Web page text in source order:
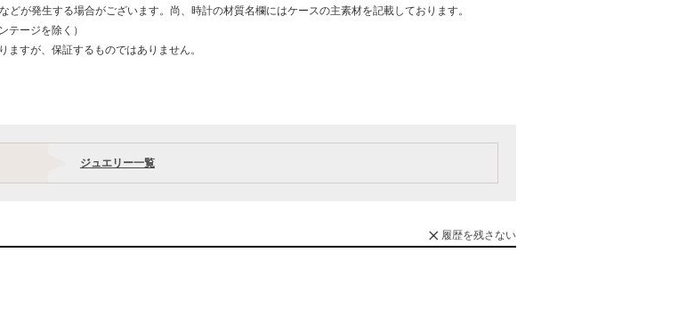
が発生する場合がございます。尚、時計の材質名欄にはケースの主素材を記載しております。
テージを除く）
すが、保証するものではありません。
ジュエリー一覧
履歴を残さない